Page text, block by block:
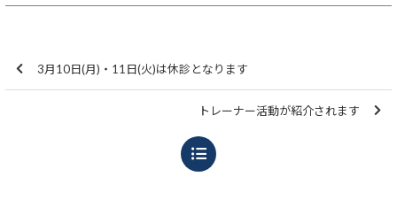
3月10日(月)・11日(火)は休診となります
トレーナー活動が紹介されます